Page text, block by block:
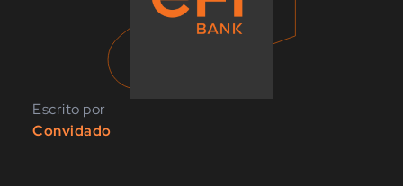
Escrito por
Convidado